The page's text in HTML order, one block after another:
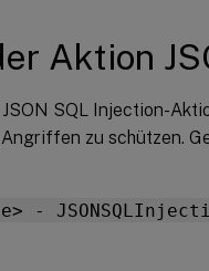
Aktion
SQL Injection-
zu schützen.
-